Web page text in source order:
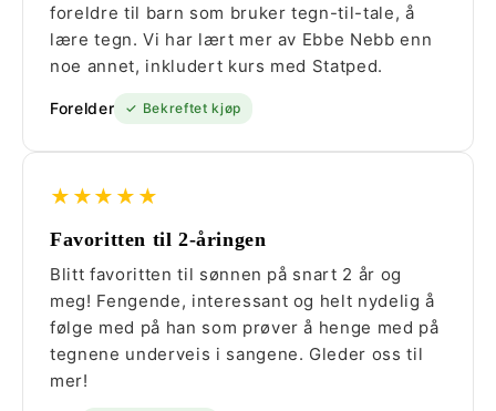
foreldre til barn som bruker tegn-til-tale, å
lære tegn. Vi har lært mer av Ebbe Nebb enn
noe annet, inkludert kurs med Statped.
Forelder ✓ Bekreftet kjøp
★★★★★
Favoritten til 2-åringen
Blitt favoritten til sønnen på snart 2 år og
meg! Fengende, interessant og helt nydelig å
følge med på han som prøver å henge med på
tegnene underveis i sangene. Gleder oss til
mer!